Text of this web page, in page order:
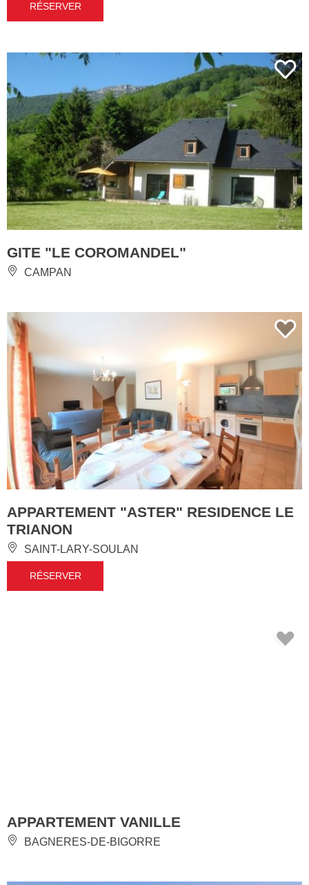
RÉSERVER
GITE "LE COROMANDEL"
CAMPAN
APPARTEMENT "ASTER" RESIDENCE LE
TRIANON
SAINT-LARY-SOULAN
RÉSERVER
APPARTEMENT VANILLE
BAGNERES-DE-BIGORRE